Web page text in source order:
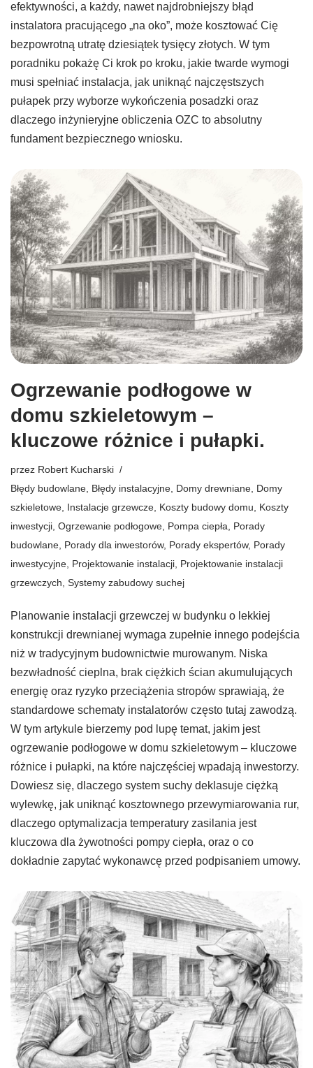
efektywności, a każdy, nawet najdrobniejszy błąd
instalatora pracującego „na oko”, może kosztować Cię
bezpowrotną utratę dziesiątek tysięcy złotych. W tym
poradniku pokażę Ci krok po kroku, jakie twarde wymogi
musi spełniać instalacja, jak uniknąć najczęstszych
pułapek przy wyborze wykończenia posadzki oraz
dlaczego inżynieryjne obliczenia OZC to absolutny
fundament bezpiecznego wniosku.
Ogrzewanie podłogowe w
domu szkieletowym –
kluczowe różnice i pułapki.
przez Robert Kucharski
Błędy budowlane Błędy instalacyjne Domy drewniane Domy
szkieletowe Instalacje grzewcze Koszty budowy domu
Koszty
inwestycji Ogrzewanie podłogowe Pompa ciepła
Porady
budowlane Porady dla inwestorów, Porady ekspertów, Porady
inwestycyjne Projektowanie instalacji Projektowanie instalacji
grzewczych Systemy zabudowy suchej
Planowanie instalacji grzewczej w budynku o lekkiej
konstrukcji drewnianej wymaga zupełnie innego podejścia
niż w tradycyjnym budownictwie murowanym. Niska
bezwładność cieplna, brak ciężkich ścian akumulujących
energię oraz ryzyko przeciążenia stropów sprawiają, że
standardowe schematy instalatorów często tutaj zawodzą.
W tym artykule bierzemy pod lupę temat, jakim jest
ogrzewanie podłogowe w domu szkieletowym – kluczowe
różnice i pułapki, na które najczęściej wpadają inwestorzy.
Dowiesz się, dlaczego system suchy deklasuje ciężką
wylewkę, jak uniknąć kosztownego przewymiarowania rur,
dlaczego optymalizacja temperatury zasilania jest
kluczowa dla żywotności pompy ciepła, oraz o co
dokładnie zapytać wykonawcę przed podpisaniem umowy.